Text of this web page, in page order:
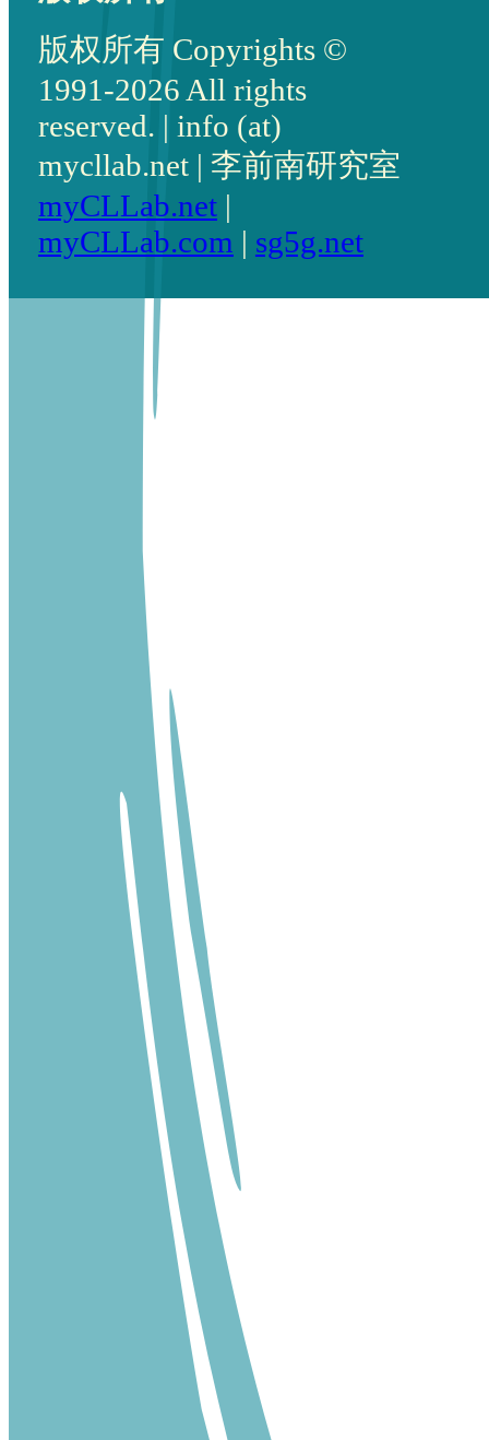
版权所有 Copyrights ©
1991-2026 All rights
reserved. | info (at)
mycllab.net | 李前南研究室
myCLLab.net|
myCLLab.com | sg5g.net